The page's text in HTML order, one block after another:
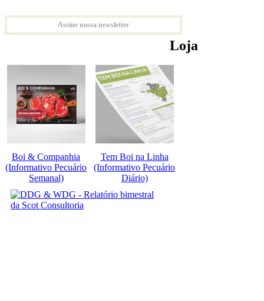
Assine nossa newsletter
Loja
Boi & Companhia
(Informativo Pecuário
Semanal)
Tem Boi na Linha
(Informativo Pecuário
Diário)